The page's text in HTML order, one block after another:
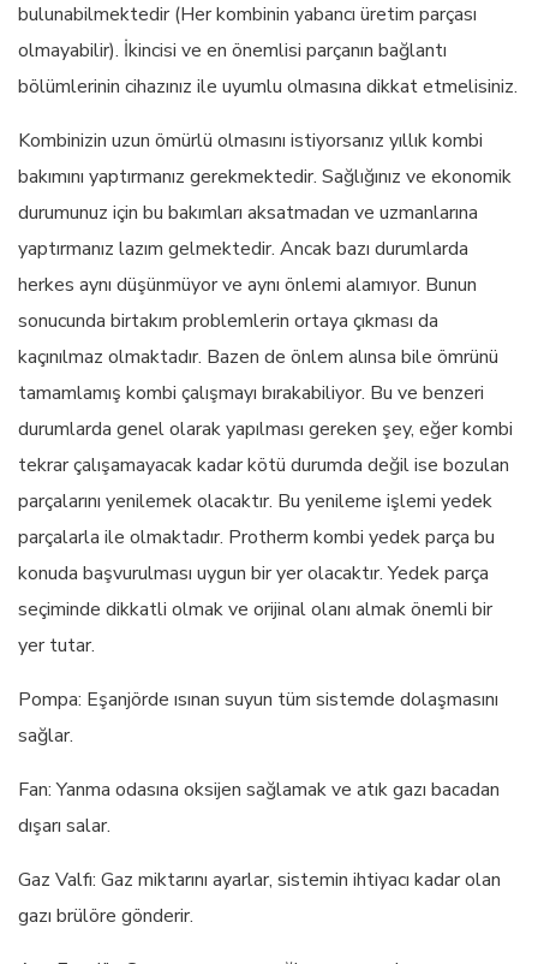
bulunabilmektedir (Her kombinin yabancı üretim parçası
olmayabilir). İkincisi ve en önemlisi parçanın bağlantı
bölümlerinin cihazınız ile uyumlu olmasına dikkat etmelisiniz.
Kombinizin uzun ömürlü olmasını istiyorsanız yıllık kombi
bakımını yaptırmanız gerekmektedir. Sağlığınız ve ekonomik
durumunuz için bu bakımları aksatmadan ve uzmanlarına
yaptırmanız lazım gelmektedir. Ancak bazı durumlarda
herkes aynı düşünmüyor ve aynı önlemi alamıyor. Bunun
sonucunda birtakım problemlerin ortaya çıkması da
kaçınılmaz olmaktadır. Bazen de önlem alınsa bile ömrünü
tamamlamış kombi çalışmayı bırakabiliyor. Bu ve benzeri
durumlarda genel olarak yapılması gereken şey, eğer kombi
tekrar çalışamayacak kadar kötü durumda değil ise bozulan
parçalarını yenilemek olacaktır. Bu yenileme işlemi yedek
parçalarla ile olmaktadır. Protherm kombi yedek parça bu
konuda başvurulması uygun bir yer olacaktır. Yedek parça
seçiminde dikkatli olmak ve orijinal olanı almak önemli bir
yer tutar.
Pompa: Eşanjörde ısınan suyun tüm sistemde dolaşmasını
sağlar.
Fan: Yanma odasına oksijen sağlamak ve atık gazı bacadan
dışarı salar.
Gaz Valfı: Gaz miktarını ayarlar, sistemin ihtiyacı kadar olan
gazı brülöre gönderir.